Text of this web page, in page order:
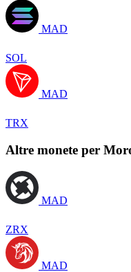
MAD
SOL
MAD
TRX
Altre monete per
MAD
ZRX
MAD